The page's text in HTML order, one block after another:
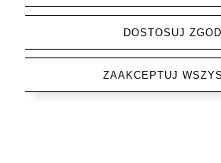
pokaż pełną wersję
Sklep internetowy
DOSTOSUJ
ZAAKCEPTUJ